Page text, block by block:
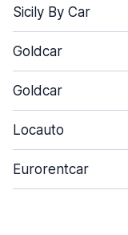
Sicily By Car
Goldcar
Goldcar
Locauto
Eurorentcar